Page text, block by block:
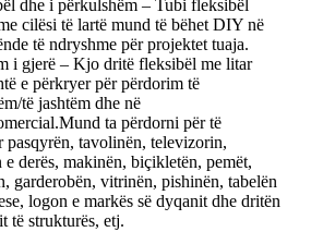
dhe i përkulshëm – Tubi fleksibël
cilësi të lartë mund të bëhet DIY në
të ndryshme për projektet tuaja.
i gjerë – Kjo dritë fleksibël me litar
e përkryer për përdorim të
të jashtëm dhe në
ta përdorni për të
pasqyrën, tavolinën, televizorin,
e derës, makinën, biçikletën, pemët,
garderobën, vitrinën, pishinën, tabelën
logon e markës së dyqanit dhe dritën
të strukturës, etj.